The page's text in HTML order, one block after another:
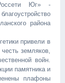
Юг» -
района
привели в
земляков,
войн.
памятника и
плафоны